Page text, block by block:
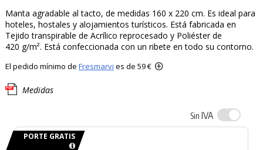
Manta agradable al tacto, de medidas 160 x 220 cm. Es ideal para
hoteles, hostales y alojamientos turísticos. Está fabricada en
Tejido transpirable de Acrílico reprocesado y Poliéster de
420 g/m². Está confeccionada con un ribete en todo su contorno.
El pedido mínimo de Fresmarvi es de 59 €
Medidas
Sin IVA
PORTE GRATIS